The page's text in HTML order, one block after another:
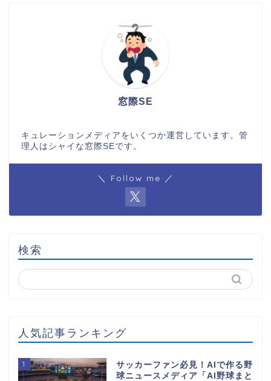
窓際SE
キュレーションメディアをいくつか運営しています。管
理人はシャイな窓際SEです。
＼ Follow me ／
検索
人気記事ランキング
1
サッカーファン必見！AIで作る野
球ニュースメディア「AI野球まと